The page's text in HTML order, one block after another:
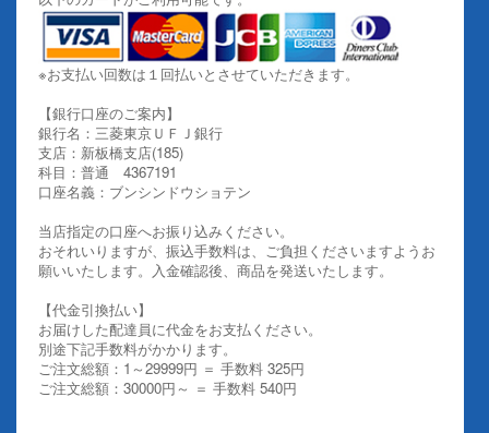
※お支払い回数は１回払いとさせていただきます。
【銀行口座のご案内】
銀行名：三菱東京ＵＦＪ銀行
支店：新板橋支店(185)
科目：普通 4367191
口座名義：ブンシンドウショテン
当店指定の口座へお振り込みください。
おそれいりますが、振込手数料は、ご負担くださいますようお
願いいたします。入金確認後、商品を発送いたします。
【代金引換払い】
お届けした配達員に代金をお支払ください。
別途下記手数料がかかります。
ご注文総額：1～29999円 ＝ 手数料 325円
ご注文総額：30000円～ ＝ 手数料 540円